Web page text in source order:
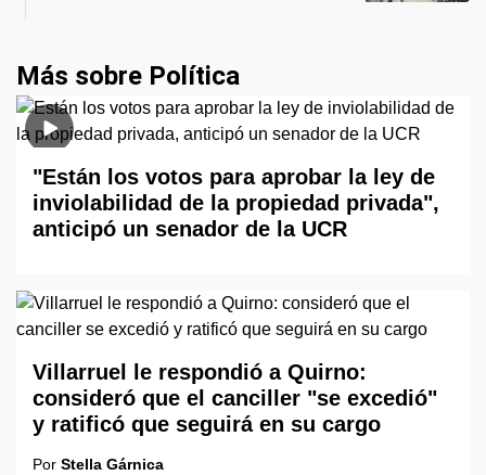
Más sobre Política
"Están los votos para aprobar la ley de
inviolabilidad de la propiedad privada",
anticipó un senador de la UCR
Villarruel le respondió a Quirno:
consideró que el canciller "se excedió"
y ratificó que seguirá en su cargo
Por Stella Gárnica